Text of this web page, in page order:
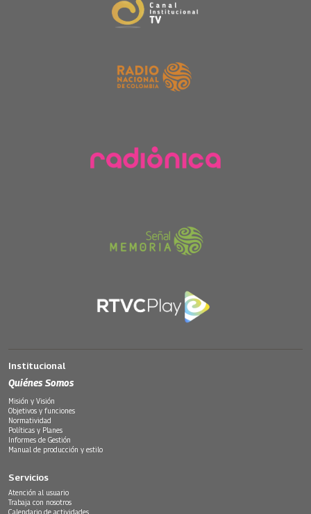
Institucional
Quiénes Somos
Misión y Visión
Objetivos y funciones
Normatividad
Políticas y Planes
Informes de Gestión
Manual de producción y estilo
Servicios
Atención al usuario
Trabaja con nosotros
Calendario de actividades